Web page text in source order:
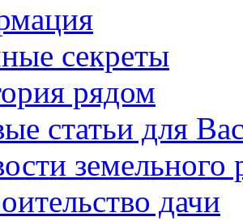
секреты
рядом
статьи для
земельного
дачи